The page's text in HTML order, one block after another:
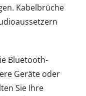
Kabelbrüche
Bluetooth-
Geräte oder
Sie Ihre